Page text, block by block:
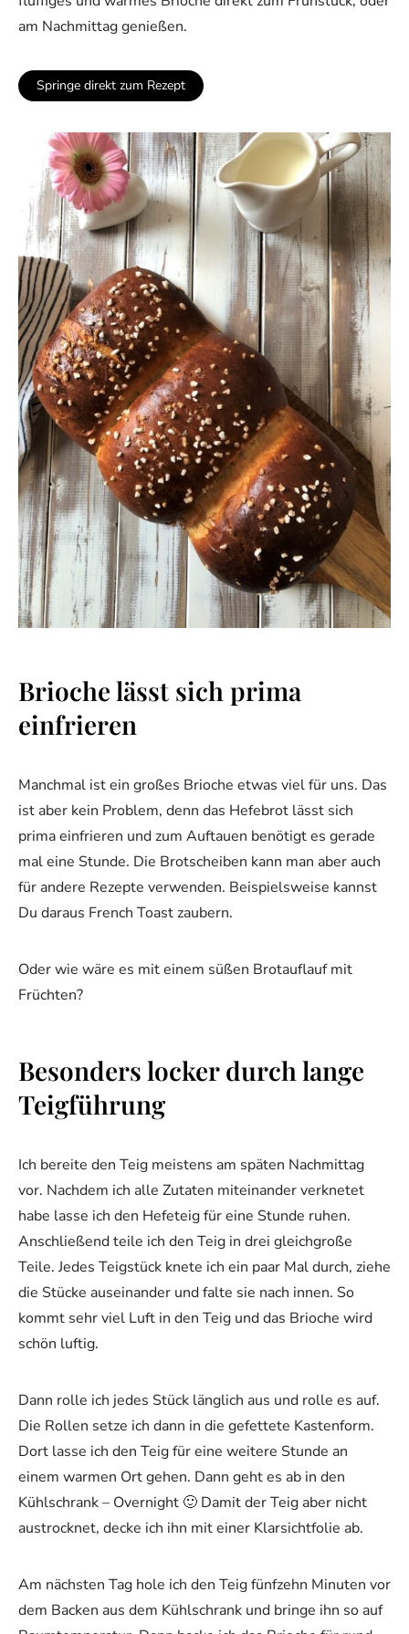
am Nachmittag genießen.
Springe direkt zum Rezept
Brioche lässt sich prima
einfrieren
Manchmal ist ein großes Brioche etwas viel für uns. Das
ist aber kein Problem, denn das Hefebrot lässt sich
prima einfrieren und zum Auftauen benötigt es gerade
mal eine Stunde. Die Brotscheiben kann man aber auch
für andere Rezepte verwenden. Beispielsweise kannst
Du daraus French Toast zaubern.
Oder wie wäre es mit einem süßen Brotauflauf mit
Früchten?
Besonders locker durch lange
Teigführung
Ich bereite den Teig meistens am späten Nachmittag
vor. Nachdem ich alle Zutaten miteinander verknetet
habe lasse ich den Hefeteig für eine Stunde ruhen.
Anschließend teile ich den Teig in drei gleichgroße
Teile. Jedes Teigstück knete ich ein paar Mal durch, ziehe
die Stücke auseinander und falte sie nach innen. So
kommt sehr viel Luft in den Teig und das Brioche wird
schön luftig.
Dann rolle ich jedes Stück länglich aus und rolle es auf.
Die Rollen setze ich dann in die gefettete Kastenform.
Dort lasse ich den Teig für eine weitere Stunde an
einem warmen Ort gehen. Dann geht es ab in den
Kühlschrank – Overnight 🙂 Damit der Teig aber nicht
austrocknet, decke ich ihn mit einer Klarsichtfolie ab.
Am nächsten Tag hole ich den Teig fünfzehn Minuten vor
dem Backen aus dem Kühlschrank und bringe ihn so auf